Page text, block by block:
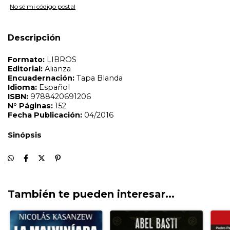
No sé mi código postal
Descripción
También te pueden interesar...